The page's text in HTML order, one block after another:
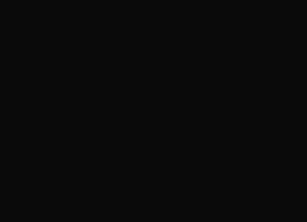
Appareil photo, pointe sur le code. C'est